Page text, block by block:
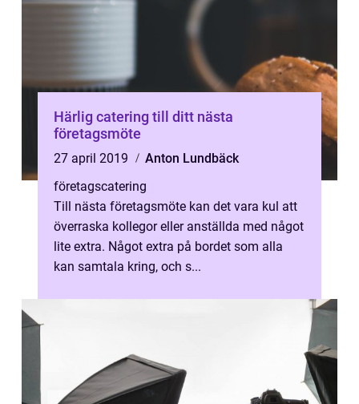
Härlig catering till ditt nästa
företagsmöte
27 april 2019
Anton Lundbäck
företagscatering
Till nästa företagsmöte kan det vara kul att
överraska kollegor eller anställda med något
lite extra. Något extra på bordet som alla
kan samtala kring, och s...